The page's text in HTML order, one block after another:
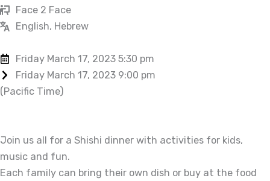
Face 2 Face
English, Hebrew
Friday March 17, 2023 5:30 pm
Friday March 17, 2023 9:00 pm
(Pacific Time)
Join us all for a Shishi dinner with activities for kids,
music and fun.
Each family can bring their own dish or buy at the food